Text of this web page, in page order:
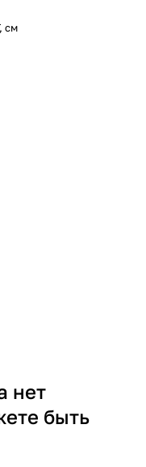
cм
нет
быть